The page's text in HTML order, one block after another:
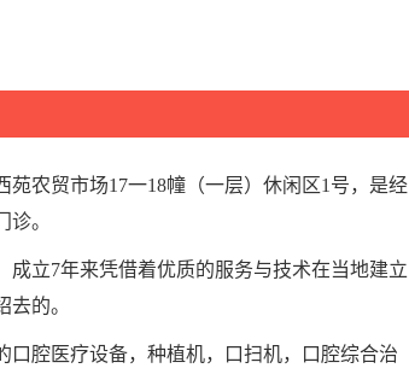
农贸市场17一18幢（一层）休闲区1号，是经
。
立7年来凭借着优质的服务与技术在当地建立
的。
腔医疗设备，种植机，口扫机，口腔综合治